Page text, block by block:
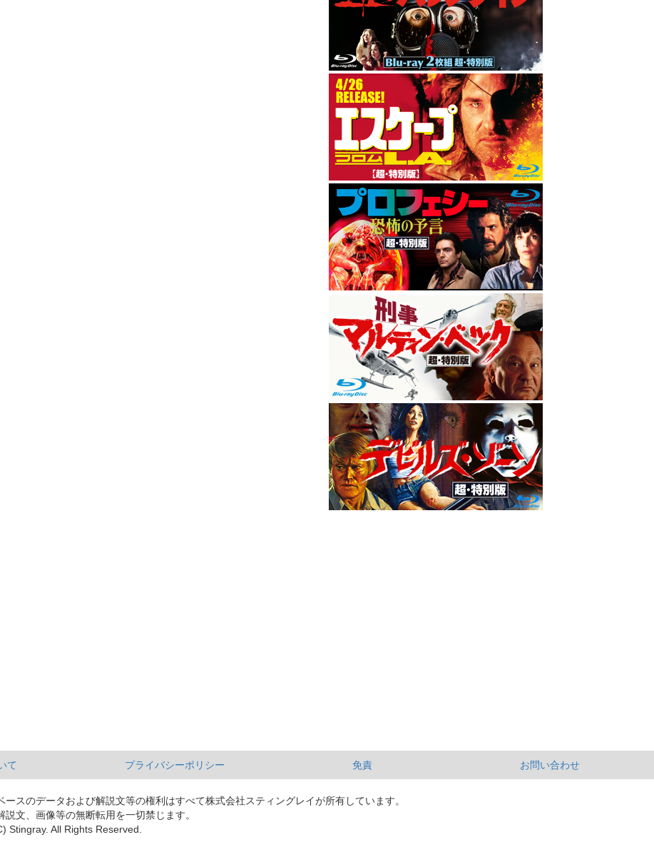
て プライバシーポリシー 免責 お問い合わせ
ースのデータおよび解説文等の権利はすべて株式会社スティングレイが所有しています。
説文、画像等の無断転用を一切禁じます。
Stingray. All Rights Reserved.